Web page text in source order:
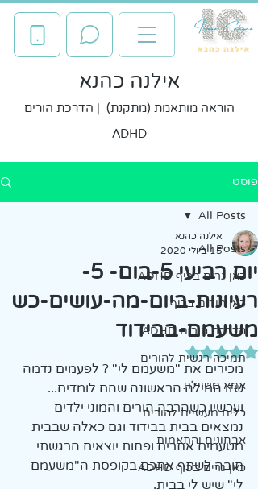
אילנה כהנא
הוראה מותאמת (מתקנת) | הדרכת הורים
ADHD
פוסט
All Posts
כאן גרים בכיף ADHD
כאן הורים בכיף
הדרכת הורים ADHD
תמיכה רגשית להורים
אמא מטיילת
כלים מעשיים להורים
אבחונים והתאמות
כאן גרים בכיף ADHD
All Posts
יום רביעי 5-בום- 5-
רעיונות-ביום-מה-עושים-כש
משעמם-בבידוד
אילנה כהנא
15 ביולי 2020
דירוג של NaN מתוך 5 כוכבים
מכירים את "משעמם לי" ? לפעמים נדמה
שזו המילה הראשונה שהם לומדים...
ועכשיו כשהרבה הורים והמוני ילדים
נמצאים בבית בבידוד וגם כאלה שבבית
מטעמים אחרים ופחות יוצאים הרגשתי
חובה לשתף אתכם בקופסת ה"משעמם
לי" שיש לי בבית.